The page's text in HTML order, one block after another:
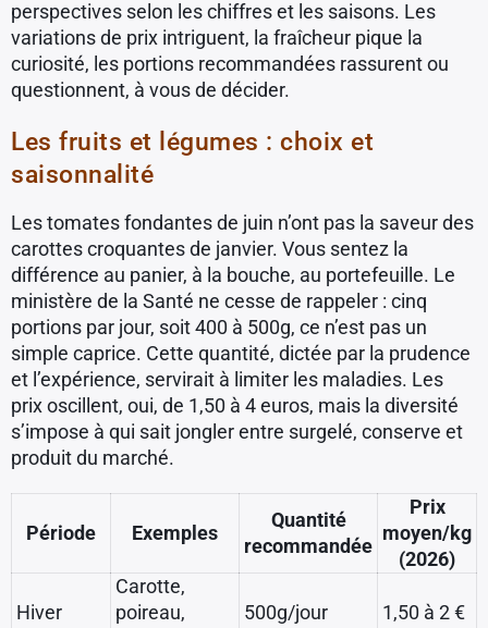
perspectives selon les chiffres et les saisons. Les
variations de prix intriguent, la fraîcheur pique la
curiosité, les portions recommandées rassurent ou
questionnent, à vous de décider.
Les fruits et légumes : choix et
saisonnalité
Les tomates fondantes de juin n’ont pas la saveur des
carottes croquantes de janvier. Vous sentez la
différence au panier, à la bouche, au portefeuille. Le
ministère de la Santé ne cesse de rappeler : cinq
portions par jour, soit 400 à 500g, ce n’est pas un
simple caprice. Cette quantité, dictée par la prudence
et l’expérience, servirait à limiter les maladies. Les
prix oscillent, oui, de 1,50 à 4 euros, mais la diversité
s’impose à qui sait jongler entre surgelé, conserve et
produit du marché.
Période Exemples
Quantité
recommandée
Prix
moyen/kg
(2026)
Hiver
Carotte,
poireau,
500g/jour 1,50 à 2 €